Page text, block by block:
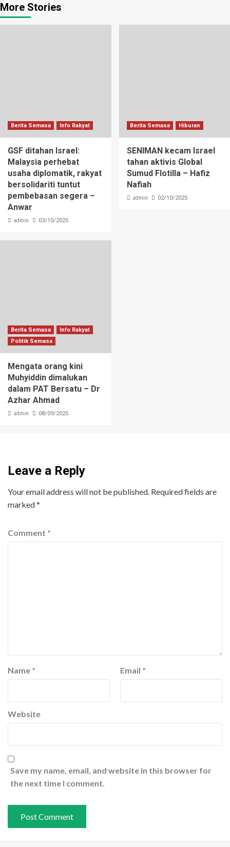
More Stories
Berita Semasa Info Rakyat
GSF ditahan Israel:
Malaysia perhebat
usaha diplomatik, rakyat
bersolidariti tuntut
pembebasan segera –
Anwar
admin 03/10/2025
Berita Semasa Hiburan
SENIMAN kecam Israel
tahan aktivis Global
Sumud Flotilla – Hafiz
Nafiah
admin 02/10/2025
Berita Semasa
Info Rakyat
Politik Semasa
Mengata orang kini
Muhyiddin dimalukan
dalam PAT Bersatu – Dr
Azhar Ahmad
admin 08/09/2025
Leave a Reply
Your email address will not be published. Required fields are
marked*
Comment *
Name * Email *
Website
Save my name, email, and website in this browser for
the next time I comment.